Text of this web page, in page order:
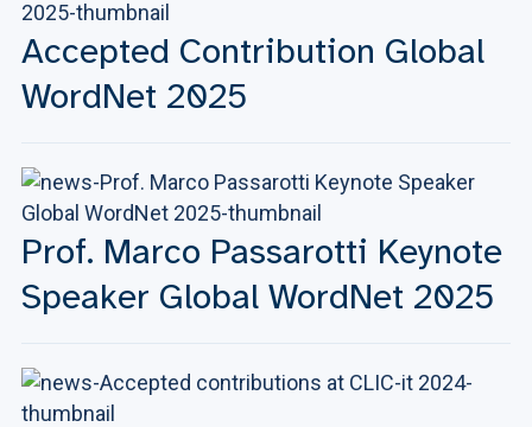
Accepted Contribution Global
WordNet 2025
Prof. Marco Passarotti Keynote
Speaker Global WordNet 2025